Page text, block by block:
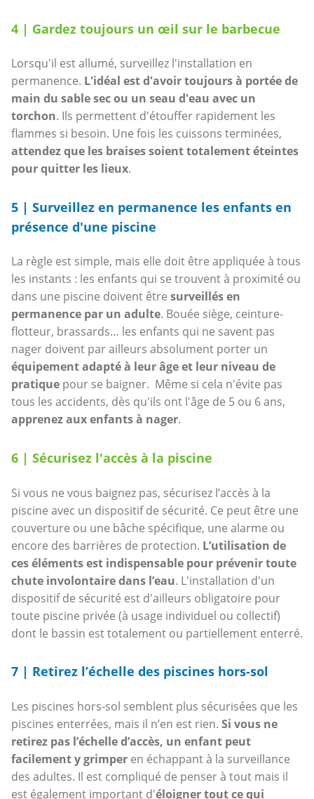
4 | Gardez toujours un œil sur le barbecue
Lorsqu'il est allumé, surveillez l'installation en
permanence. L'idéal est d'avoir toujours à portée de
main du sable sec ou un seau d'eau avec un
torchon. Ils permettent d'étouffer rapidement les
flammes si besoin. Une fois les cuissons terminées,
attendez que les braises soient totalement éteintes
pour quitter les lieux.
5 | Surveillez en permanence les enfants en
présence d'une piscine
La règle est simple, mais elle doit être appliquée à tous
les instants : les enfants qui se trouvent à proximité ou
dans une piscine doivent être surveillés en
permanence par un adulte. Bouée siège, ceinture-
flotteur, brassards… les enfants qui ne savent pas
nager doivent par ailleurs absolument porter un
équipement adapté à leur âge et leur niveau de
pratique pour se baigner. Même si cela n'évite pas
tous les accidents, dès qu'ils ont l'âge de 5 ou 6 ans,
apprenez aux enfants à nager.
6 | Sécurisez l'accès à la piscine
Si vous ne vous baignez pas, sécurisez l’accès à la
piscine avec un dispositif de sécurité. Ce peut être une
couverture ou une bâche spécifique, une alarme ou
encore des barrières de protection. L’utilisation de
ces éléments est indispensable pour prévenir toute
chute involontaire dans l’eau. L'installation d'un
dispositif de sécurité est d'ailleurs obligatoire pour
toute piscine privée (à usage individuel ou collectif)
dont le bassin est totalement ou partiellement enterré.
7 | Retirez l’échelle des piscines hors-sol
Les piscines hors-sol semblent plus sécurisées que les
piscines enterrées, mais il n’en est rien. Si vous ne
retirez pas l’échelle d’accès, un enfant peut
facilement y grimper en échappant à la surveillance
des adultes. Il est compliqué de penser à tout mais il
est également important d'éloigner tout ce qui